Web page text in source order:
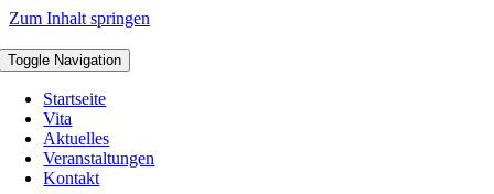
Zum Inhalt springen
Toggle Navigation
Startseite
Vita
Aktuelles
Veranstaltungen
Kontakt